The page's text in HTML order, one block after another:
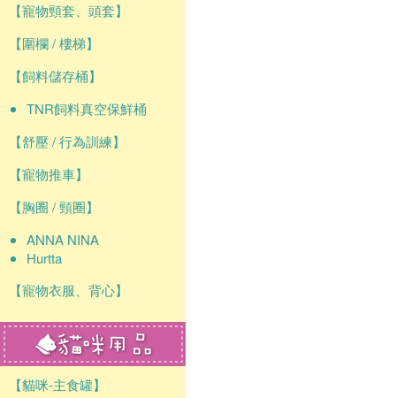
【寵物頸套、頭套】
【圍欄 / 樓梯】
【飼料儲存桶】
TNR飼料真空保鮮桶
【舒壓 / 行為訓練】
【寵物推車】
【胸圈 / 頸圈】
ANNA NINA
Hurtta
【寵物衣服、背心】
【貓咪-主食罐】